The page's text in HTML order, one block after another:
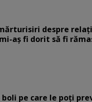
despre
aș fi dorit să fi
pe care le poți